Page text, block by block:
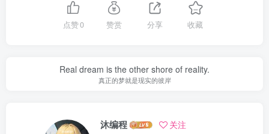
点赞0 赞赏 分享 收藏
Real dream is the other shore of reality.
真正的梦就是现实的彼岸
沐编程 关注